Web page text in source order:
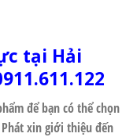
tại Hải
để bạn có thể chọn
xin giới thiệu đến